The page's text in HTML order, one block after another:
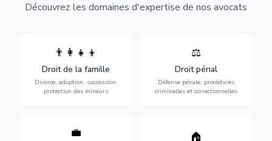
Découvrez les domaines d'expertise de nos avocats
👨‍👩‍👧‍👦
Droit de la famille
Divorce, adoption, succession,
protection des mineurs
Divorce, garde d'enfants,
adoption, succession et
protection des personnes
vulnérables.
⚖️
Droit pénal
Défense pénale, procédures
criminelles et correctionnelles
Expertise en matière pénale,
vue jusqu'au procès, pour
toute affaire correctionnelle
ou criminelle.
💼
Protection de vos droits au
🏠
Sécurisation de vos projets